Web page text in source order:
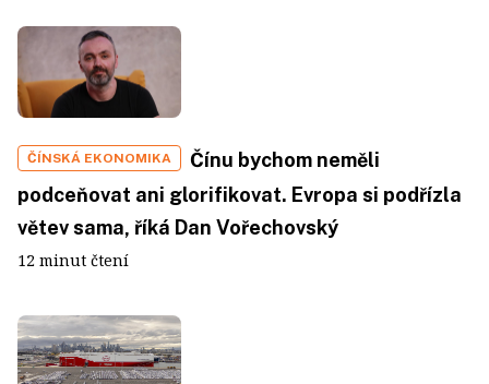
ČÍNSKÁ EKONOMIKA
Čínu bychom neměli
podceňovat ani glorifikovat. Evropa si podřízla
větev sama, říká Dan Vořechovský
12 minut čtení